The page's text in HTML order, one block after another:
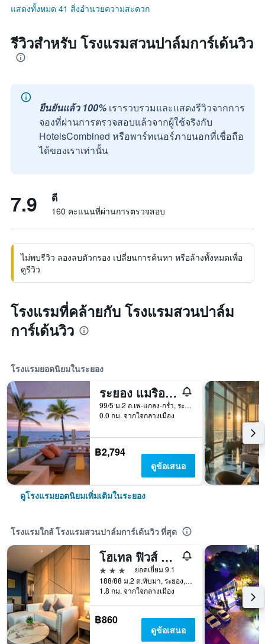
แสดงทั้งหมด 41 สิ่งอำนวยความสะดวก
รีวิวสำหรับ โรงแรมสวนปาล์มการ์เด้นวิว
ยืนยันแล้ว 100% เรารวบรวมและแสดงรีวิวจากการ
จองที่ผ่านการตรวจสอบแล้วจากผู้ใช้จริงกับ
HotelsCombined หรือพาร์ทเนอร์ภายนอกที่เชื่อถือ
ได้ของเราเท่านั้น
7.9 ดี
160 คะแนนที่ผ่านการตรวจสอบ
ไม่พบรีวิว ลองลบตัวกรอง เปลี่ยนการค้นหา หรือล้างทั้งหมดเพื่อ
ดูรีวิว
โรงแรมที่คล้ายกับ โรงแรมสวนปาล์ม
การ์เด้นวิว
โรงแรมยอดนิยมในระยอง
ระยอง แมริออท รีสอร์ท แอนด์ สปา
99/5 ม.2 ถ.เพ-แกลง-กร่ำ, ระยอง, ประเทศไทย
0.0 กม. จากใจกลางเมือง
฿2,794
ดูข้อเสนอ
ดูโรงแรมยอดนิยมเพิ่มเติมในระยอง
โรงแรมใกล้ โรงแรมสวนปาล์มการ์เด้นวิว ที่สุด
โฮเทล ฟิวส์ ระยอง
3 ดาว
ยอดเยี่ยม 9.1
188/88 ม.2 ต.ทับมา, ระยอง, ประเทศไทย
1.8 กม. จากใจกลางเมือง
฿860
ดูข้อเสนอ